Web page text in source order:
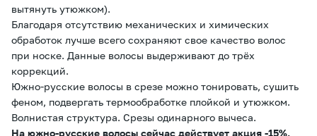
вытянуть утюжком).
Благодаря отсутствию механических и химических
обработок лучше всего сохраняют свое качество волос
при носке. Данные волосы выдерживают до трёх
коррекций.
Южно-русские волосы в срезе можно тонировать, сушить
феном, подвергать термообработке плойкой и утюжком.
Волнистая структура. Срезы одинарного вычеса.
На южно-русские волосы сейчас действует акция -15%,